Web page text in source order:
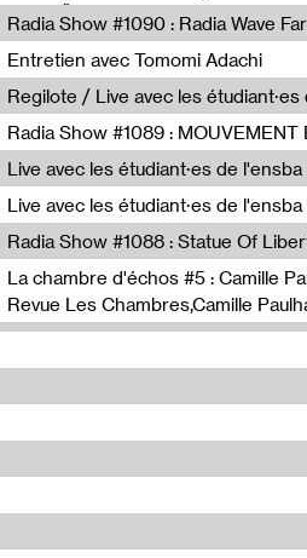
Radio Študent
Wave Farm
Entretien avec Tomomi Adachi
Tomomi Adachi,Loraine Baud
Radio Panik
Live avec les étudiant·es de
Live avec les étudiant·es de
Resonance
La chambre d'échos #5 : Camille
Revue Les Chambres,Camille